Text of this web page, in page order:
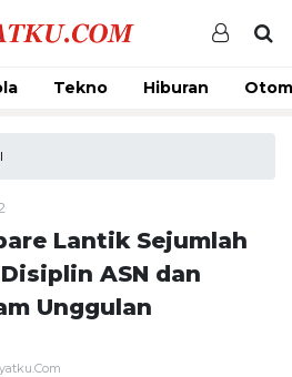
Tekno Hiburan
Lantik Sejumlah
ASN dan
Unggulan